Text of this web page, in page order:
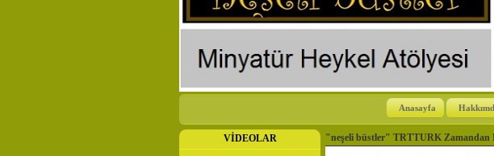
Anasayfa
VİDEOLAR "neşeli büstler" TRTTURK Zamandan